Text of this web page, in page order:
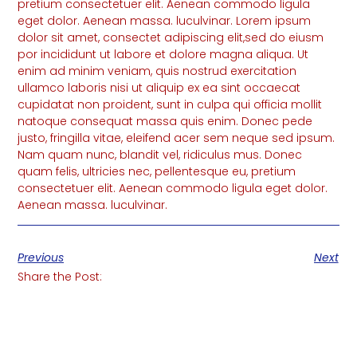
pretium consectetuer elit. Aenean commodo ligula
eget dolor. Aenean massa. luculvinar. Lorem ipsum
dolor sit amet, consectet adipiscing elit,sed do eiusm
por incididunt ut labore et dolore magna aliqua. Ut
enim ad minim veniam, quis nostrud exercitation
ullamco laboris nisi ut aliquip ex ea sint occaecat
cupidatat non proident, sunt in culpa qui officia mollit
natoque consequat massa quis enim. Donec pede
justo, fringilla vitae, eleifend acer sem neque sed ipsum.
Nam quam nunc, blandit vel, ridiculus mus. Donec
quam felis, ultricies nec, pellentesque eu, pretium
consectetuer elit. Aenean commodo ligula eget dolor.
Aenean massa. luculvinar.
Previous
Next
Share the Post: